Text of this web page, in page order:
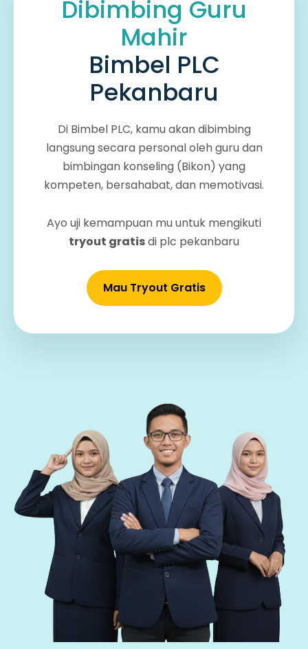
Dibimbing Guru
Mahir
Bimbel PLC
Pekanbaru
Di Bimbel PLC, kamu akan dibimbing
langsung secara personal oleh guru dan
bimbingan konseling (Bikon) yang
kompeten, bersahabat, dan memotivasi.
Ayo uji kemampuan mu untuk mengikuti
tryout gratisdi plc pekanbaru
Mau Tryout Gratis